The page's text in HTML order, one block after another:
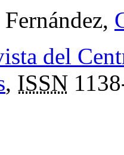
del
, ISSN